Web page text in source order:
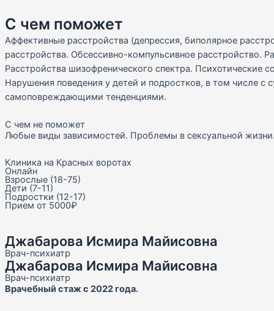
С чем поможет
Аффективные расстройства (депрессия, биполярное
расстройства. Обсессивно-компульсивное расстройство.
Расстройства шизофренического спектра. Психотические
Нарушения поведения у детей и подростков, в том числе с
самоповреждающими тенденциями.
С чем не поможет
Любые виды зависимостей. Проблемы в сексуальной
Клиника на Красных воротах
Онлайн
Взрослые (18-75)
Дети (7-11)
Подростки (12-17)
Прием от 5000₽
Джабарова Исмира Майисовна
Врач-психиатр
Джабарова Исмира Майисовна
Врач-психиатр
Врачебный стаж с 2022 года.